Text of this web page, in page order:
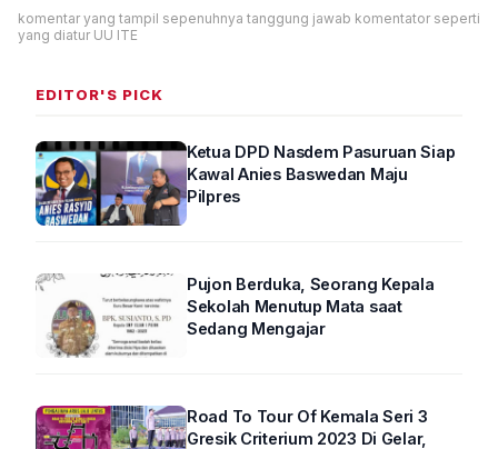
komentar yang tampil sepenuhnya tanggung jawab komentator seperti
yang diatur UU ITE
EDITOR'S PICK
Ketua DPD Nasdem Pasuruan Siap
Kawal Anies Baswedan Maju
Pilpres
Pujon Berduka, Seorang Kepala
Sekolah Menutup Mata saat
Sedang Mengajar
Road To Tour Of Kemala Seri 3
Gresik Criterium 2023 Di Gelar,